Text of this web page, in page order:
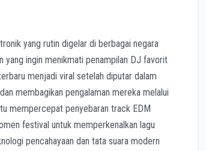
yang rutin digelar di berbagai negara
yang ingin menikmati penampilan DJ favorit
menjadi viral setelah diputar dalam
membagikan pengalaman mereka melalui
mempercepat penyebaran track EDM
festival untuk memperkenalkan lagu
pencahayaan dan tata suara modern